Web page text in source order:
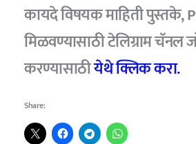
कायदे विषयक माहिती पुस्तके,
मिळवण्यासाठी टेलिग्राम चॅनल
करण्यासाठीयेथे क्लिक करा.
Share: